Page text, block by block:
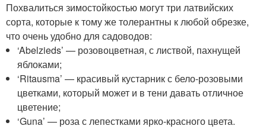
Похвалиться зимостойкостью могут три латвийских
сорта, которые к тому же толерантны к любой обрезке,
что очень удобно для садоводов:
‘Abelzieds’ — розовоцветная, с листвой, пахнущей
яблоками;
‘Ritausma’ — красивый кустарник с бело-розовыми
цветками, который может и в тени давать отличное
цветение;
‘Guna’ — роза с лепестками ярко-красного цвета.